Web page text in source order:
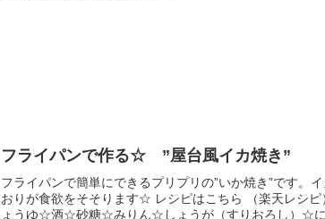
フライパンで作る☆ ”屋台風イカ焼き”
フライパンで簡単にできるプリプリの”いか焼き”です。
おりが食欲をそそります☆ レシピはこちら （楽天レシ
ょうゆ☆酒☆砂糖☆みりん☆しょうが（すりおろし）☆